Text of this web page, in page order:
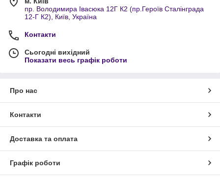
пр. Володимира Івасюка 12Г К2 (пр.Героїв Сталінграда
12-Г К2), Київ, Україна
Контакти
Сьогодні вихідний
Показати весь графік роботи
Про нас
Контакти
Доставка та оплата
Графік роботи